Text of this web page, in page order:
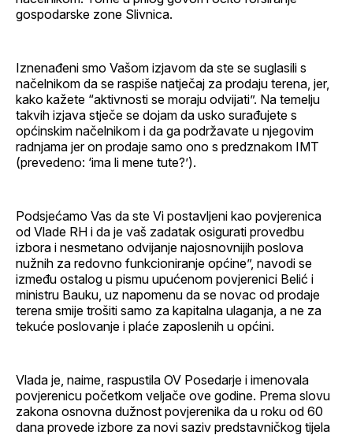
gospodarske zone Slivnica.
Iznenađeni smo Vašom izjavom da ste se suglasili s
načelnikom da se raspiše natječaj za prodaju terena, jer,
kako kažete “aktivnosti se moraju odvijati”. Na temelju
takvih izjava stječe se dojam da usko surađujete s
općinskim načelnikom i da ga podržavate u njegovim
radnjama jer on prodaje samo ono s predznakom IMT
(prevedeno: ‘ima li mene tute?’).
Podsjećamo Vas da ste Vi postavljeni kao povjerenica
od Vlade RH i da je vaš zadatak osigurati provedbu
izbora i nesmetano odvijanje najosnovnijih poslova
nužnih za redovno funkcioniranje općine”, navodi se
između ostalog u pismu upućenom povjerenici Belić i
ministru Bauku, uz napomenu da se novac od prodaje
terena smije trošiti samo za kapitalna ulaganja, a ne za
tekuće poslovanje i plaće zaposlenih u općini.
Vlada je, naime, raspustila OV Posedarje i imenovala
povjerenicu početkom veljače ove godine. Prema slovu
zakona osnovna dužnost povjerenika da u roku od 60
dana provede izbore za novi saziv predstavničkog tijela